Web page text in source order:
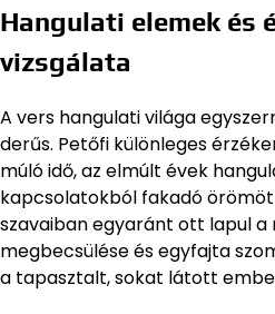
Hangulati elemek és
vizsgálata
A vers hangulati világa
derűs. Petőfi különleges
múló idő, az elmúlt évek
kapcsolatokból fakadó
szavaiban egyaránt ott lapul a
megbecsülése és egyfajta
a tapasztalt, sokat látott